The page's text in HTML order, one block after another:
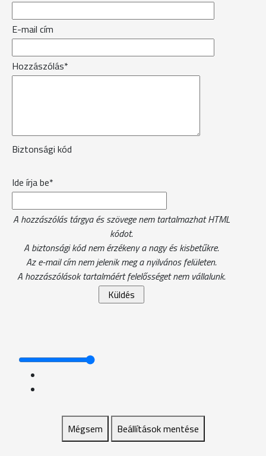
E-mail cím
Hozzászólás*
Biztonsági kód
Ide írja be*
A hozzászólás tárgya és szövege nem tartalmazhat HTML
kódot.
A biztonsági kód nem érzékeny a nagy és kisbetűkre.
Az e-mail cím nem jelenik meg a nyilvános felületen.
A hozzászólások tartalmáért felelősséget nem vállalunk.
Mégsem Beállítások mentése